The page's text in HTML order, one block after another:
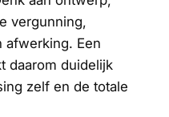
vergunning,
afwerking. Een
daarom duidelijk
zelf en de totale